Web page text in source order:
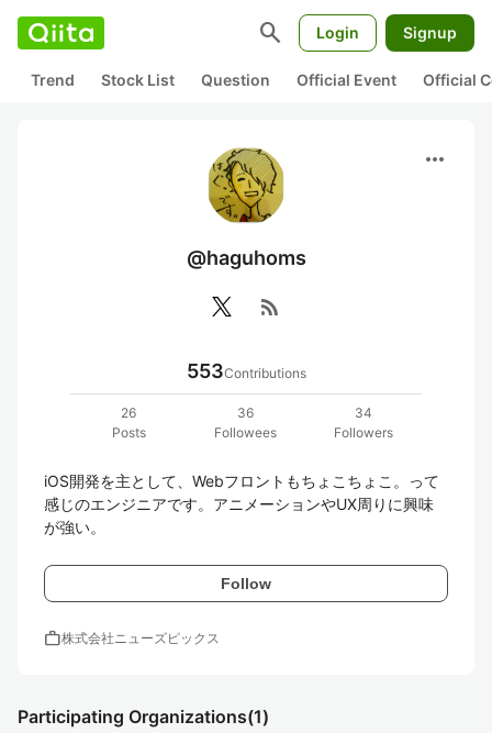
search Login Signup
Trend Stock List Question Official Event Official
more_horiz
@haguhoms
rss_feed
553Contributions
26
Posts
36
Followees
34
Followers
iOS開発を主として、Webフロントもちょこちょこ。って
感じのエンジニアです。アニメーションやUX周りに興味
が強い。
Follow
work株式会社ニューズピックス
Participating Organizations(1)